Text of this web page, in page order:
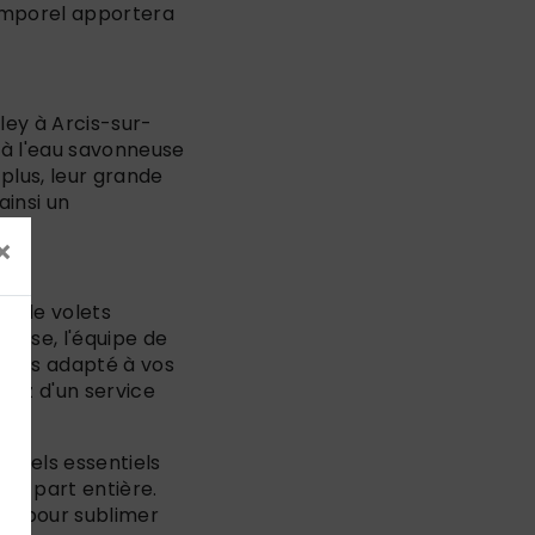
apportera
à Arcis-sur-
l'eau savonneuse
leur grande
un
de volets
l'équipe de
adapté à vos
d'un service
essentiels
à part entière.
pour sublimer